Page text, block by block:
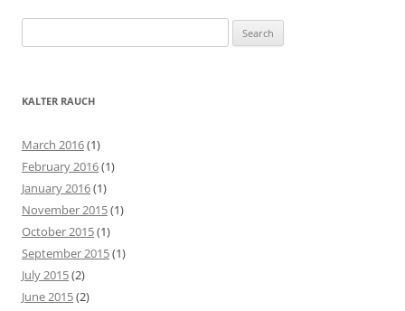
e
r
h
f
o
r
:
KALTER RAUCH
March 2016(1)
February 2016(1)
January 2016(1)
November 2015(1)
October 2015(1)
September 2015(1)
July 2015(2)
June 2015(2)